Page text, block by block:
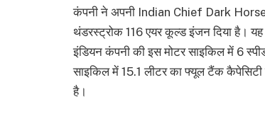
कंपनी ने अपनी Indian Chief Dark Horse
थंडरस्ट्रोक 116 एयर कूल्ड इंजन दिया है।
इंडियन कंपनी की इस मोटर साइकिल में 6
साइकिल में 15.1 लीटर का फ्यूल टैंक
है।